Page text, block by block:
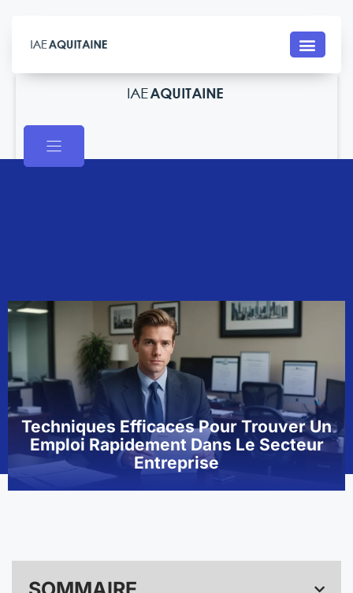
Techniques Efficaces Pour Trouver Un
Emploi Rapidement Dans Le Secteur
Entreprise